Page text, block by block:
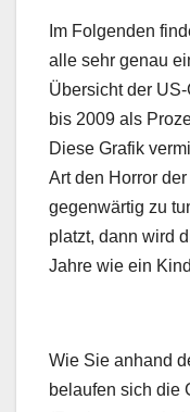
Im Folgenden
alle sehr genau
Übersicht der
bis 2009 als
Diese Grafik
Art den Horror
gegenwärtig zu
platzt, dann wird
Jahre wie ein
Wie Sie anhand
belaufen sich die